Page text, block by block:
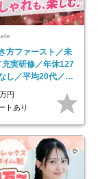
方ファースト／未
実研修／年休127
し／平均20代／リ
円
トあり